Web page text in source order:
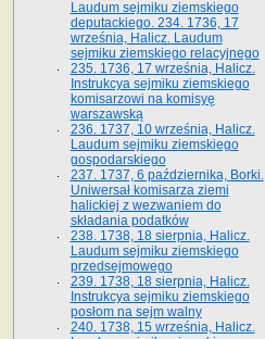
Laudum sejmiku ziemskiego
deputackiego. 234. 1736, 17
września, Halicz. Laudum
sejmiku ziemskiego relacyjnego
235. 1736, 17 września, Halicz.
Instrukcya sejmiku ziemskiego
komisarzowi na komisyę
warszawską
236. 1737, 10 września, Halicz.
Laudum sejmiku ziemskiego
gospodarskiego
237. 1737, 6 października, Borki.
Uniwersał komisarza ziemi
halickiej z wezwaniem do
składania podatków
238. 1738, 18 sierpnia, Halicz.
Laudum sejmiku ziemskiego
przedsejmowego
239. 1738, 18 sierpnia, Halicz.
Instrukcya sejmiku ziemskiego
posłom na sejm walny
240. 1738, 15 września, Halicz.